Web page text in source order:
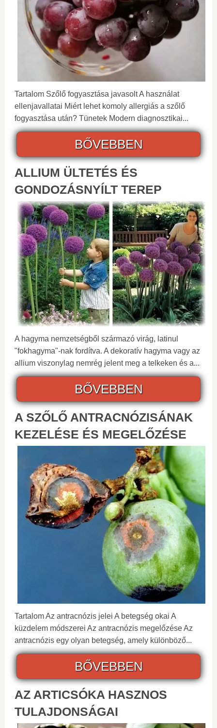
Tartalom Szőlő fogyasztása javasolt A használat
ellenjavallatai Miért lehet komoly allergiás a szőlő
fogyasztása után? Tünetek Modern diagnosztikai...
BŐVEBBEN
ALLIUM ÜLTETÉS ÉS
GONDOZÁSNYÍLT TEREP
A hagyma nemzetségből származó virág, latinul
"fokhagyma"-nak fordítva. A dekoratív hagyma vagy az
allium viszonylag nemrég jelent meg a telkeken és a...
BŐVEBBEN
A SZŐLŐ ANTRACNÓZISÁNAK
KEZELÉSE ÉS MEGELŐZÉSE
Tartalom Az antracnózis jelei A betegség okai A
küzdelem módszerei Az antracnózis megelőzése Az
antracnózis egy olyan betegség, amely különböző...
BŐVEBBEN
AZ ARTICSÓKA HASZNOS
TULAJDONSÁGAI